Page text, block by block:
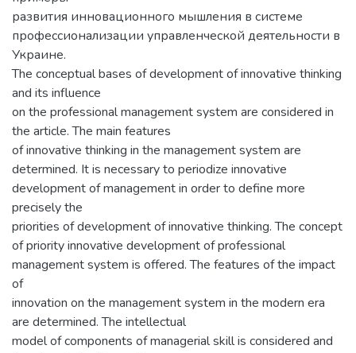
развития инновационного мышления в системе
профессионализации управленческой деятельности в
Украине.
The conceptual bases of development of innovative thinking
and its influence
on the professional management system are considered in
the article. The main features
of innovative thinking in the management system are
determined. It is necessary to periodize innovative
development of management in order to define more
precisely the
priorities of development of innovative thinking. The concept
of priority innovative development of professional
management system is offered. The features of the impact
of
innovation on the management system in the modern era
are determined. The intellectual
model of components of managerial skill is considered and